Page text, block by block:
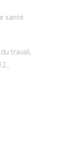
santé
travail,